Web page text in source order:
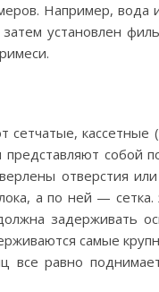
Например,
установлен
сетчатые,
представляют собой
отверстия
а по ней —
задерживать
самые
все равно